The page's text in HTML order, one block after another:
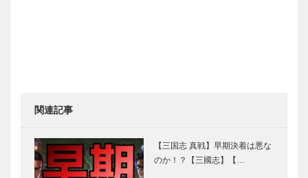
関連記事
【三国志 真戦】早期決着は悪な
のか！？【三國志】【…